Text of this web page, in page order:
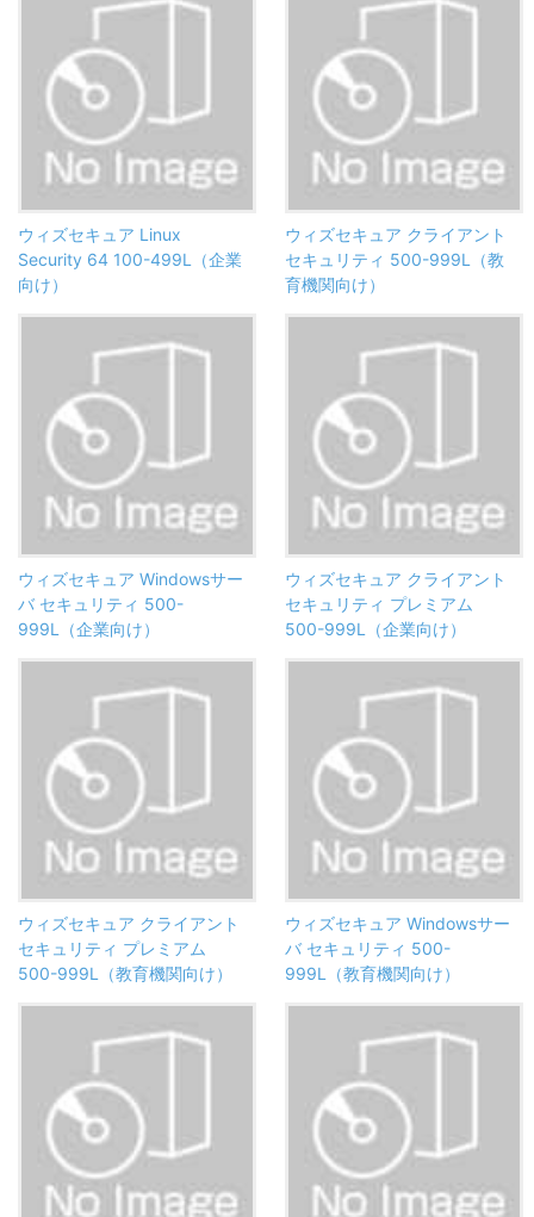
ウィズセキュア Linux
Security 64 100-499L（企業
向け）
ウィズセキュア クライアント
セキュリティ 500-999L（教
育機関向け）
ウィズセキュア Windowsサー
バ セキュリティ 500-
999L（企業向け）
ウィズセキュア クライアント
セキュリティ プレミアム
500-999L（企業向け）
ウィズセキュア クライアント
セキュリティ プレミアム
500-999L（教育機関向け）
ウィズセキュア Windowsサー
バ セキュリティ 500-
999L（教育機関向け）